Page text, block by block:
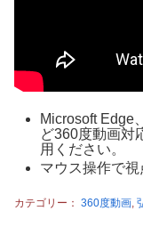
Microsoft Edge
ど360度動画対
用ください。
マウス操作で視
カテゴリー： 360度動画,